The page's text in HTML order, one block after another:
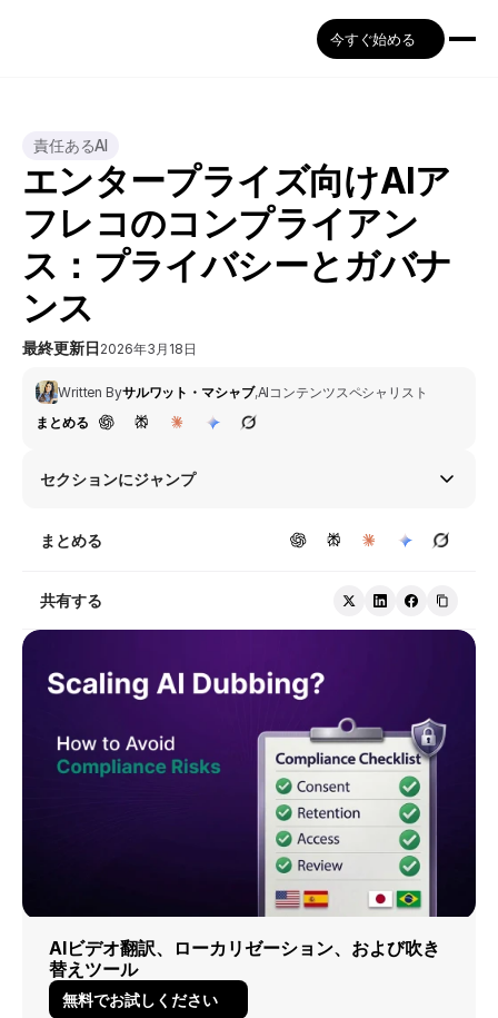
今すぐ始める
責任あるAI
エンタープライズ向けAIア
フレコのコンプライアン
ス：プライバシーとガバナ
ンス
最終更新日 2026年3月18日
Written Byサルワット・マシャブ,AIコンテンツスペシャリスト
まとめる
セクションにジャンプ
まとめる
共有する
AIビデオ翻訳、ローカリゼーション、および吹き
替えツール
無料でお試しください